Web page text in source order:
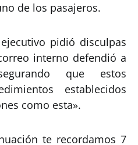
de los pasajeros.
pidió disculpas
interno defendió a
que estos
establecidos
como esta».
te recordamos 7